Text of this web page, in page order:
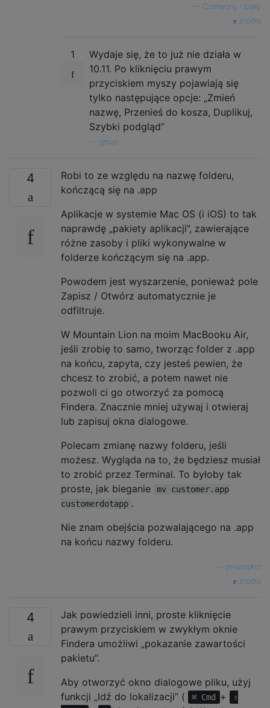
Czerwony i biały
źródło
1
Wydaje się, że to już nie działa w
10.11. Po kliknięciu prawym
przyciskiem myszy pojawiają się
tylko następujące opcje: „Zmień
nazwę, Przenieś do kosza, Duplikuj,
Szybki podgląd”
gman
4
Robi to ze względu na nazwę folderu,
kończącą się na .app
Aplikacje w systemie Mac OS (i iOS) to tak
naprawdę „pakiety aplikacji”, zawierające
różne zasoby i pliki wykonywalne w
folderze kończącym się na .app.
Powodem jest wyszarzenie, ponieważ pole
Zapisz / Otwórz automatycznie je
odfiltruje.
W Mountain Lion na moim MacBooku Air,
jeśli zrobię to samo, tworząc folder z .app
na końcu, zapyta, czy jesteś pewien, że
chcesz to zrobić, a potem nawet nie
pozwoli ci go otworzyć za pomocą
Findera. Znacznie mniej używaj i otwieraj
lub zapisuj okna dialogowe.
Polecam zmianę nazwy folderu, jeśli
możesz. Wygląda na to, że będziesz musiał
to zrobić przez Terminal. To byłoby tak
proste, jak bieganie
mv customer.app
customerdotapp .
Nie znam obejścia pozwalającego na .app
na końcu nazwy folderu.
jmlumpkin
źródło
4
Jak powiedzieli inni, proste kliknięcie
prawym przyciskiem w zwykłym oknie
Findera umożliwi „pokazanie zawartości
pakietu”.
Aby otworzyć okno dialogowe pliku, użyj
funkcji „Idź do lokalizacji” (
⌘ Cmd +
⇧